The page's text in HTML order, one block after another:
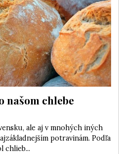
našom chlebe
ale aj v mnohých iných
potravinám. Podľa
chlieb...